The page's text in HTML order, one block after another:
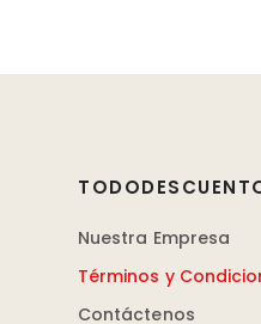
Nuestra Empresa
Términos y
Contáctenos